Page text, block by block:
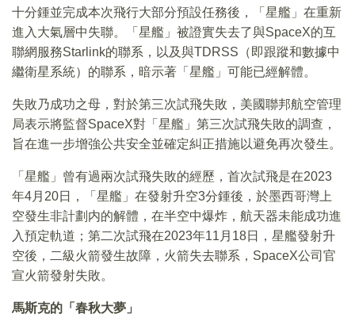
十分鍾並完成本次飛行大部分預設任務後，「星艦」在重新
進入大氣層中失聯。「星艦」被證實失去了與SpaceX的互
聯網服務Starlink的聯系，以及與TDRSS（即跟蹤和數據中
繼衛星系統）的聯系，暗示著「星艦」可能已經解體。
失敗乃成功之母，對於第三次試飛失敗，美國聯邦航空管理
局表示將監督SpaceX對「星艦」第三次試飛失敗的調查，
旨在進一步增強公共安全並確定糾正措施以避免再次發生。
「星艦」曾有過兩次試飛失敗的經歷，首次試飛是在2023
年4月20日，「星艦」在發射升空3分鍾後，於墨西哥灣上
空發生非計劃内的解體，在半空中爆炸，航天器未能成功進
入預定軌道；第二次試飛在2023年11月18日，星艦發射升
空後，二級火箭發生故障，火箭失去聯系，SpaceX公司官
宣火箭發射失敗。
馬斯克的「春秋大夢」